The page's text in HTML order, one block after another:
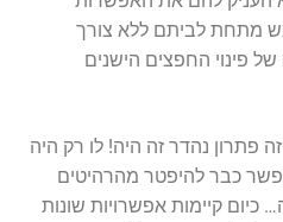
מתחת לביתם ללא צורך
פינוי החפצים הישנים
פתרון נהדר זה היה! לו רק היה
כבר להיפטר מהרהיטים
קיימות אפשרויות שונות